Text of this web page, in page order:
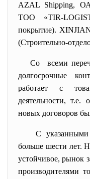
AZAL Shipping,
ТОО «TIR-
покрытие).
(Строительно-
Со всеми
долгосрочные
работает с
деятельности,
новых договоров
С
больше шести лет.
устойчивое, рынок
производителями